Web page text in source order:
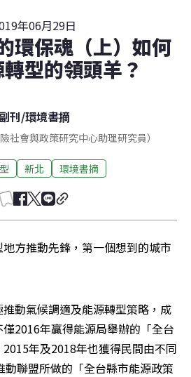
年06月29日
環保魂（上）如何
型的領頭羊？
副刊/環境書摘
社會與政策研究中心助理研究員）
新北 環境書摘
方推動先鋒，第一個想到的城市
動氣候調適及能源轉型策略，成
2016年贏得能源局舉辦的「全台
年及2018年也獲得民間由不同
動聯盟所做的「全台縣市能源政策